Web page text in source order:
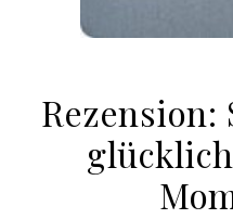
Rezension: